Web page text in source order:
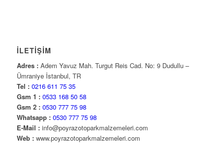
İLETİŞİM
Adres :Adem Yavuz Mah. Turgut Reis Cad. No: 9 Dudullu –
Ümraniye İstanbul, TR
Tel : 0216 611 75 35
Gsm 1 : 0533 168 50 58
Gsm 2 : 0530 777 75 98
Whatsapp : 0530 777 75 98
E-Mail :info@poyrazotoparkmalzemeleri.com
Web :www.poyrazotoparkmalzemeleri.com